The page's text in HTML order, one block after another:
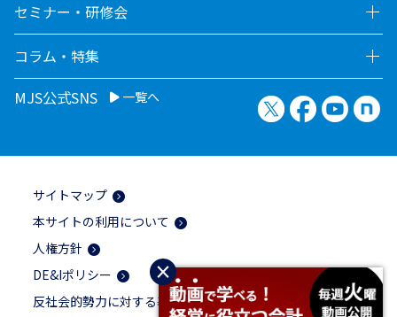
×
セミナー・研修会
コラム・特集
MJS公式SNS
一覧へ X（旧Twitter）
Facebook
サイトマップ
本サイトの利用について
人権方針
DE&Iポリシー
反社会的勢力に対する基本方針